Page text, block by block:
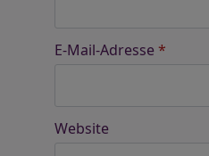
E-Mail-Adresse *
Website